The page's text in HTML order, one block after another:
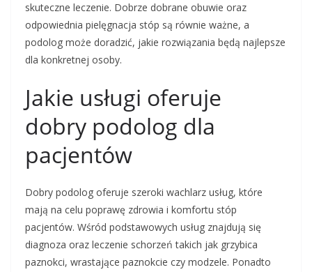
skuteczne leczenie. Dobrze dobrane obuwie oraz
odpowiednia pielęgnacja stóp są równie ważne, a
podolog może doradzić, jakie rozwiązania będą najlepsze
dla konkretnej osoby.
Jakie usługi oferuje
dobry podolog dla
pacjentów
Dobry podolog oferuje szeroki wachlarz usług, które
mają na celu poprawę zdrowia i komfortu stóp
pacjentów. Wśród podstawowych usług znajdują się
diagnoza oraz leczenie schorzeń takich jak grzybica
paznokci, wrastające paznokcie czy modzele. Ponadto